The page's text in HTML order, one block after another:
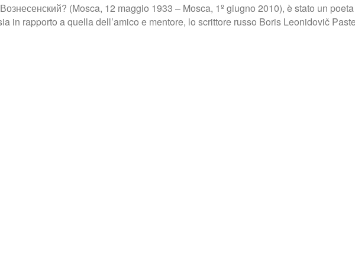
(Mosca, 12 maggio 1933 – Mosca, 1º giugno 2010), è stato un
in rapporto a quella dell’amico e mentore, lo scrittore russo Boris Leonidovič